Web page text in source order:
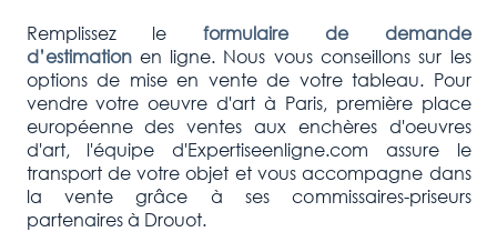
Remplissez le formulaire de demande
d’estimation en ligne. Nous vous conseillons sur les
options de mise en vente de votre tableau. Pour
vendre votre oeuvre d'art à Paris, première place
européenne des ventes aux enchères d'oeuvres
d'art, l'équipe d'Expertiseenligne.com assure le
transport de votre objet et vous accompagne dans
la vente grâce à ses commissaires-priseurs
partenaires à Drouot.